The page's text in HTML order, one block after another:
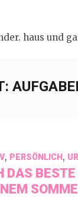
haus und
, PERSÖNLICH,
DAS BESTE